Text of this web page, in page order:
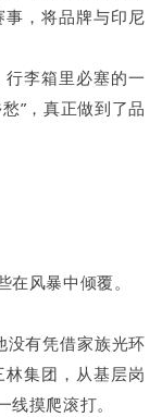
，将品牌与印尼
李箱里必塞的一
”，真正做到了品
风暴中倾覆。
有凭借家族光环
集团，从基层岗
摸爬滚打。